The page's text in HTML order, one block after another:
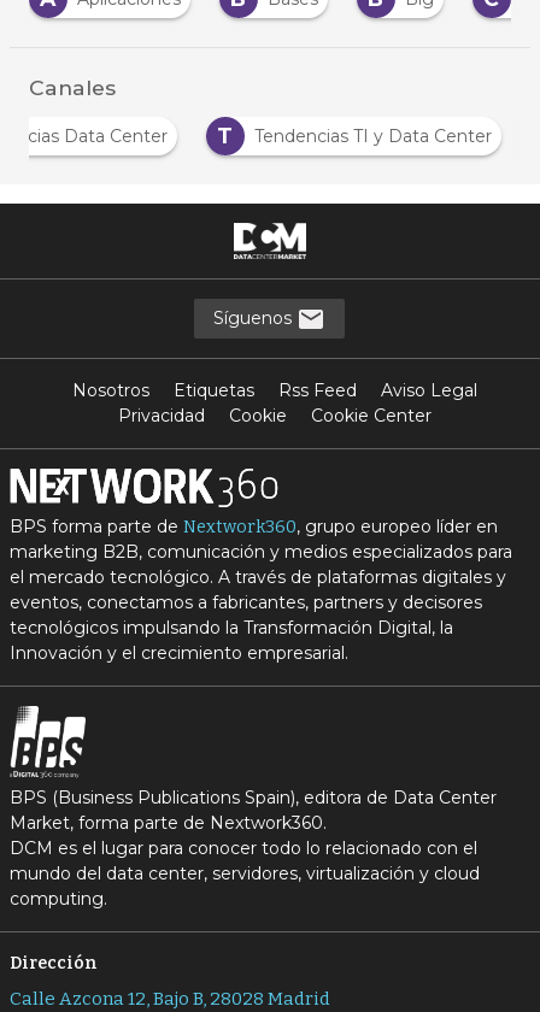
Canales
Data Center T Tendencias TI y Data Center
Síguenos
Nosotros Etiquetas Rss Feed
Aviso Legal
Privacidad
Cookie Cookie Center
BPS forma parte de Nextwork360, grupo europeo líder en
marketing B2B, comunicación y medios especializados para
el mercado tecnológico. A través de plataformas digitales y
eventos, conectamos a fabricantes, partners y decisores
tecnológicos impulsando la Transformación Digital, la
Innovación y el crecimiento empresarial.
BPS (Business Publications Spain), editora de Data Center
Market, forma parte de Nextwork360.
DCM es el lugar para conocer todo lo relacionado con el
mundo del data center, servidores, virtualización y cloud
computing.
Dirección
Calle Azcona 12, Bajo B, 28028 Madrid